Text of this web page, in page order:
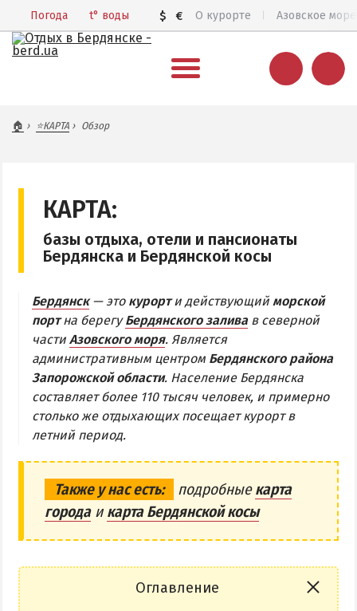
Погода t° воды $ € О курорте Азовское море
Цены 2026
Веб-камеры
КАРТА БЕРДЯНСКА
Городская часть
Бердянская коса
БЕРДЯНСКАЯ КОСА
Ближняя коса
Средняя коса
Дальняя коса
🏠 ⭐КАРТА Обзор
КАРТА:
базы отдыха, отели и пансионаты
Бердянска и Бердянской косы
Бердянск— это курорти действующий морской
портна берегуБердянского залива в северной
части Азовского моря. Является
административным центром Бердянского района
Запорожской области. Население Бердянска
составляет более 110 тысяч человек, и примерно
столько же отдыхающих посещает курорт в
летний период.
Также у нас есть: подробныекарта
городаикарта Бердянской косы
Оглавление